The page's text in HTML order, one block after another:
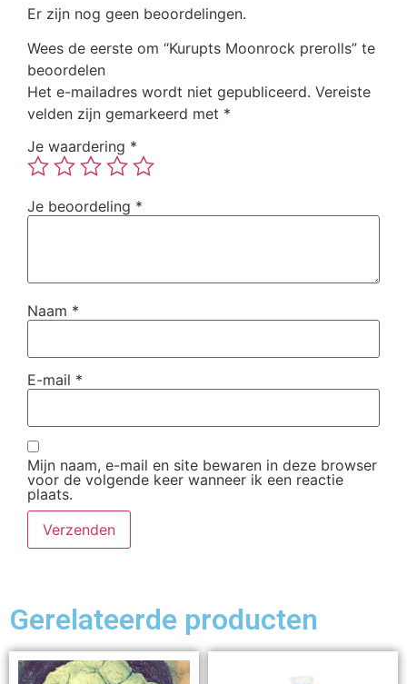
Er zijn nog geen beoordelingen.
Wees de eerste om “Kurupts Moonrock prerolls” te
beoordelen
Het e-mailadres wordt niet gepubliceerd. Vereiste
velden zijn gemarkeerd met *
Je waardering *
Je beoordeling *
Naam *
E-mail *
Mijn naam, e-mail en site bewaren in deze browser
voor de volgende keer wanneer ik een reactie
plaats.
Gerelateerde producten